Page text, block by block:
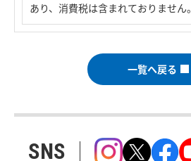
あり、消費税は含まれておりません。
一覧へ戻る
SNS